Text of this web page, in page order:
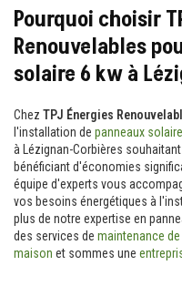
Pourquoi choisir
Renouvelables
solaire 6 kw à
Chez TPJ Énergies
l'installation de panneaux
à Lézignan-Corbières
bénéficiant d'économies
équipe d'experts vous
vos besoins énergétiques à
plus de notre expertise en
des services de maintenance
maison et sommes une